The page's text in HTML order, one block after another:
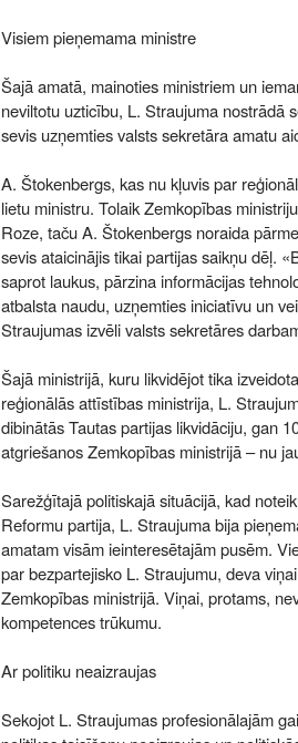
Visiem pieņemama ministre
Šajā amatā, mainoties ministriem un
neviltotu uzticību, L. Straujuma nostrādā
sevis uzņemties valsts sekretāra amatu
A. Štokenbergs, kas nu kļuvis par
lietu ministru. Tolaik Zemkopības
Roze, taču A. Štokenbergs noraida
sevis ataicinājis tikai partijas saikņu dēļ.
saprot laukus, pārzina informācijas
atbalsta naudu, uzņemties iniciatīvu un
Straujumas izvēli valsts sekretāres
Šajā ministrijā, kuru likvidējot tika
reģionālās attīstības ministrija, L.
dibinātās Tautas partijas likvidāciju, gan
atgriešanos Zemkopības ministrijā – nu
Sarežģītajā politiskajā situācijā, kad
Reformu partija, L. Straujuma bija
amatam visām ieinteresētajām pusēm.
par bezpartejisko L. Straujumu, deva
Zemkopības ministrijā. Viņai, protams,
kompetences trūkumu.
Ar politiku neaizraujas
Sekojot L. Straujumas profesionālajām